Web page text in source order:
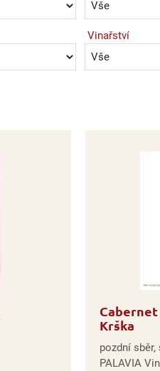
Vinařství
Cabernet
Krška
pozdní sběr,
PALAVIA